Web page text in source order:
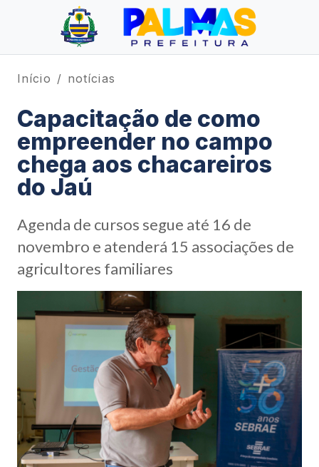
Início notícias
Capacitação de como
empreender no campo
chega aos chacareiros
do Jaú
Agenda de cursos segue até 16 de
novembro e atenderá 15 associações de
agricultores familiares